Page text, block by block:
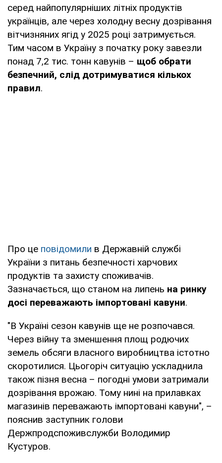
серед найпопулярніших літніх продуктів
українців, але через холодну весну дозрівання
вітчизняних ягід у 2025 році затримується.
Тим часом в Україну з початку року завезли
понад 7,2 тис. тонн кавунів – щоб обрати
безпечний, слід дотримуватися кількох
правил.
Про це повідомили в Державній службі
України з питань безпечності харчових
продуктів та захисту споживачів.
Зазначається, що станом на липень на ринку
досі переважають імпортовані кавуни.
"В Україні сезон кавунів ще не розпочався.
Через війну та зменшення площ родючих
земель обсяги власного виробництва істотно
скоротилися. Цьогоріч ситуацію ускладнила
також пізня весна – погодні умови затримали
дозрівання врожаю. Тому нині на прилавках
магазинів переважають імпортовані кавуни", –
пояснив заступник голови
Держпродспоживслужби Володимир
Кустуров.